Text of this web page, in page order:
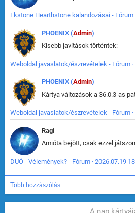
Ekstone Hearthstone kalandozásai - Fórum
PHOENIX (Admin)
Kisebb javítások történtek:
Weboldal javaslatok/észrevételek - Fórum
PHOENIX (Admin)
Weboldal javaslatok/észrevételek - Fórum
Ragi
DUÓ - Vélemények? - Fórum · 2026.07.19
Több hozzászólás